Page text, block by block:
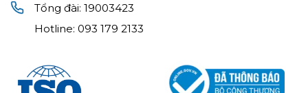
Tổng đài:19003423
Hotline:093 179 2133